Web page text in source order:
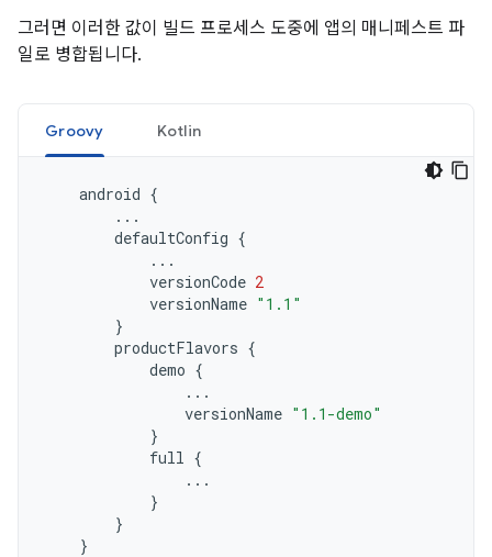
그러면 이러한 값이 빌드 프로세스 도중에 앱의 매니페스트 파
일로 병합됩니다.
Groovy Kotlin
android {
...
defaultConfig {
...
versionCode 2
versionName "1.1"
}
productFlavors {
demo {
...
versionName "1.1-demo"
}
full {
...
}
}
}